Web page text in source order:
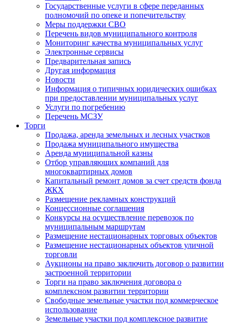
Государственные услуги в сфере переданных
полномочий по опеке и попечительству
Меры поддержки СВО
Перечень видов муниципального контроля
Мониторинг качества муниципальных услуг
Электронные сервисы
Предварительная запись
Другая информация
Новости
Информация о типичных юридических ошибках
при предоставлении муниципальных услуг
Услуги по погребению
Перечень МСЗУ
Торги
Продажа, аренда земельных и лесных участков
Продажа муниципального имущества
Аренда муниципальной казны
Отбор управляющих компаний для
многоквартирных домов
Капитальный ремонт домов за счет средств фонда
ЖКХ
Размещение рекламных конструкций
Концессионные соглашения
Конкурсы на осуществление перевозок по
муниципальным маршрутам
Размещение нестационарных торговых объектов
Размещение нестационарных объектов уличной
торговли
Аукционы на право заключить договор о развитии
застроенной территории
Торги на право заключения договора о
комплексном развитии территории
Свободные земельные участки под коммерческое
использование
Земельные участки под комплексное развитие